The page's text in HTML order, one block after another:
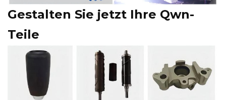
Gestalten Sie jetzt Ihre Qwn-
Teile